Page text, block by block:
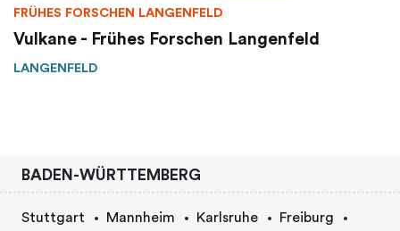
FRÜHES FORSCHEN LANGENFELD
Vulkane - Frühes Forschen Langenfeld
LANGENFELD
BADEN-WÜRTTEMBERG
Stuttgart Mannheim Karlsruhe
Freiburg